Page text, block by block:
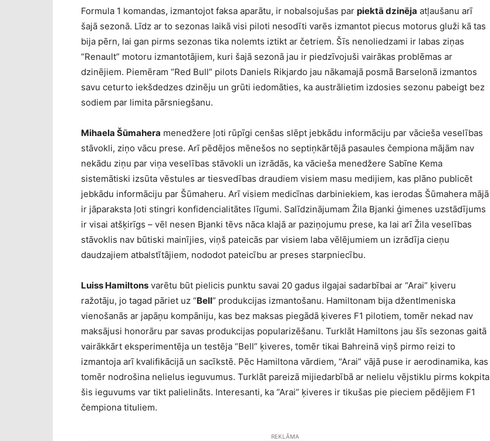
Formula 1 komandas, izmantojot faksa aparātu, ir nobalsojušas par piektā dzinēja atļaušanu arī
šajā sezonā. Līdz ar to sezonas laikā visi piloti nesodīti varēs izmantot piecus motorus gluži kā tas
bija pērn, lai gan pirms sezonas tika nolemts iztikt ar četriem. Šīs nenoliedzami ir labas ziņas
“Renault” motoru izmantotājiem, kuri šajā sezonā jau ir piedzīvojuši vairākas problēmas ar
dzinējiem. Piemēram “Red Bull” pilots Daniels Rikjardo jau nākamajā posmā Barselonā izmantos
savu ceturto iekšdedzes dzinēju un grūti iedomāties, ka austrālietim izdosies sezonu pabeigt bez
sodiem par limita pārsniegšanu.
Mihaela Šūmahera menedžere ļoti rūpīgi cenšas slēpt jebkādu informāciju par vācieša veselības
stāvokli, ziņo vācu prese. Arī pēdējos mēnešos no septiņkārtējā pasaules čempiona mājām nav
nekādu ziņu par viņa veselības stāvokli un izrādās, ka vācieša menedžere Sabīne Kema
sistemātiski izsūta vēstules ar tiesvedības draudiem visiem masu medijiem, kas plāno publicēt
jebkādu informāciju par Šūmaheru. Arī visiem medicīnas darbiniekiem, kas ierodas Šūmahera mājā
ir jāparaksta ļoti stingri konfidencialitātes līgumi. Salīdzinājumam Žila Bjanki ģimenes uzstādījums
ir visai atšķirīgs – vēl nesen Bjanki tēvs nāca klajā ar paziņojumu prese, ka lai arī Žila veselības
stāvoklis nav būtiski mainījies, viņš pateicās par visiem laba vēlējumiem un izrādīja cieņu
daudzajiem atbalstītājiem, nododot pateicību ar preses starpniecību.
Luiss Hamiltons varētu būt pielicis punktu savai 20 gadus ilgajai sadarbībai ar “Arai” ķiveru
ražotāju, jo tagad pāriet uz “Bell” produkcijas izmantošanu. Hamiltonam bija džentlmeniska
vienošanās ar japāņu kompāniju, kas bez maksas piegādā ķiveres F1 pilotiem, tomēr nekad nav
maksājusi honorāru par savas produkcijas popularizēšanu. Turklāt Hamiltons jau šīs sezonas gaitā
vairākkārt eksperimentēja un testēja “Bell” ķiveres, tomēr tikai Bahreinā viņš pirmo reizi to
izmantoja arī kvalifikācijā un sacīkstē. Pēc Hamiltona vārdiem, “Arai” vājā puse ir aerodinamika, kas
tomēr nodrošina nelielus ieguvumus. Turklāt pareizā mijiedarbībā ar nelielu vējstiklu pirms kokpita
šis ieguvums var tikt palielināts. Interesanti, ka “Arai” ķiveres ir tikušas pie pieciem pēdējiem F1
čempiona tituliem.
REKLĀMA